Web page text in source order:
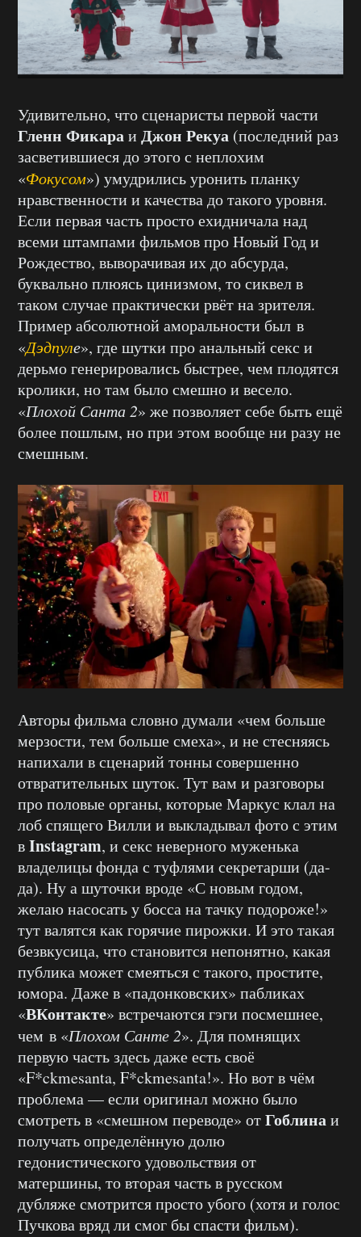
Удивительно, что сценаристы первой части
Гленн Фикараи Джон Рекуа (последний раз
засветившиеся до этого с неплохим
«Фокусом») умудрились уронить планку
нравственности и качества до такого уровня.
Если первая часть просто ехидничала над
всеми штампами фильмов про Новый Год и
Рождество, выворачивая их до абсурда,
буквально плюясь цинизмом, то сиквел в
таком случае практически рвёт на зрителя.
Пример абсолютной аморальности был в
«Дэдпуле», где шутки про анальный секс и
дерьмо генерировались быстрее, чем плодятся
кролики, но там было смешно и весело.
«Плохой Санта 2» же позволяет себе быть ещё
более пошлым, но при этом вообще ни разу не
смешным.
Авторы фильма словно думали «чем больше
мерзости, тем больше смеха», и не стесняясь
напихали в сценарий тонны совершенно
отвратительных шуток. Тут вам и разговоры
про половые органы, которые Маркус клал на
лоб спящего Вилли и выкладывал фото с этим
вInstagram, и секс неверного муженька
владелицы фонда с туфлями секретарши (да-
да). Ну а шуточки вроде «С новым годом,
желаю насосать у босса на тачку подороже!»
тут валятся как горячие пирожки. И это такая
безвкусица, что становится непонятно, какая
публика может смеяться с такого, простите,
юмора. Даже в «падонковских» пабликах
«ВКонтакте» встречаются гэги посмешнее,
чем в «Плохом Санте 2». Для помнящих
первую часть здесь даже есть своё
«F*ckmesanta, F*ckmesanta!». Но вот в чём
проблема — если оригинал можно было
смотреть в «смешном переводе» отГоблинаи
получать определённую долю
гедонистического удовольствия от
матершины, то вторая часть в русском
дубляже смотрится просто убого (хотя и голос
Пучкова вряд ли смог бы спасти фильм).